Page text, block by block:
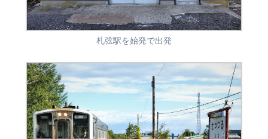
札弦駅を始発で出発